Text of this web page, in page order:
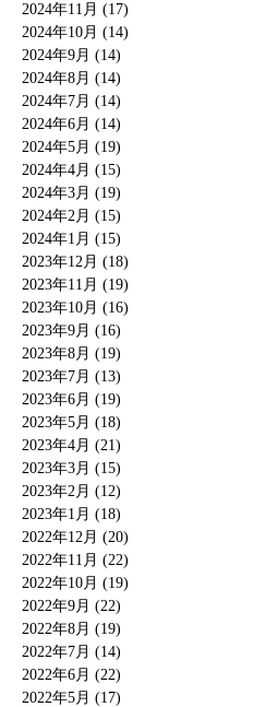
2024年11月 (17)
2024年10月 (14)
2024年9月 (14)
2024年8月 (14)
2024年7月 (14)
2024年6月 (14)
2024年5月 (19)
2024年4月 (15)
2024年3月 (19)
2024年2月 (15)
2024年1月 (15)
2023年12月 (18)
2023年11月 (19)
2023年10月 (16)
2023年9月 (16)
2023年8月 (19)
2023年7月 (13)
2023年6月 (19)
2023年5月 (18)
2023年4月 (21)
2023年3月 (15)
2023年2月 (12)
2023年1月 (18)
2022年12月 (20)
2022年11月 (22)
2022年10月 (19)
2022年9月 (22)
2022年8月 (19)
2022年7月 (14)
2022年6月 (22)
2022年5月 (17)